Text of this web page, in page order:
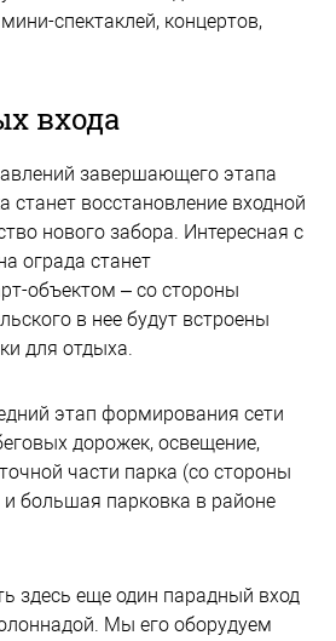
спектаклей, концертов,
входа
завершающего этапа
станет восстановление входной
нового забора. Интересная с
ограда станет
объектом – со стороны
в нее будут встроены
для отдыха.
этап формирования сети
дорожек, освещение,
части парка (со стороны
большая парковка в районе
здесь еще один парадный вход
Мы его оборудуем